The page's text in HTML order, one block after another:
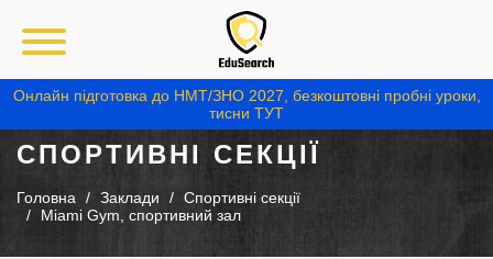
Онлайн підготовка до НМТ/ЗНО 2027, безкоштовні пробні уроки,
тисни ТУТ
СПОРТИВНІ СЕКЦІЇ
Головна Заклади
Спортивні секції
Miami Gym, спортивний зал